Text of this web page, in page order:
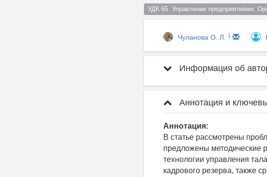
УДК 65  Управление предприятиями.
Чуланова О. Л. 1
Информация об
Аннотация и
Аннотация:
В статье рассмотрены
предложены методические
технологии управления
кадрового резерва, также